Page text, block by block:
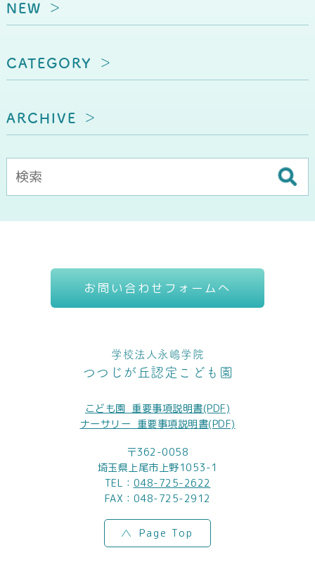
NEW
CATEGORY
ARCHIVE
お問い合わせフォームへ
学校法人永嶋学院
つつじが丘認定こども園
こども園_重要事項説明書(PDF)
ナーサリー_重要事項説明書(PDF)
〒362-0058
埼玉県上尾市上野1053-1
TEL： 048-725-2622
FAX：048-725-2912
Page Top